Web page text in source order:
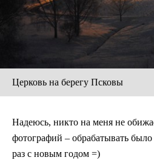
Церковь на берегу Псковы
Надеюсь, никто на меня не
фотографий – обрабатывать
раз с новым годом =)